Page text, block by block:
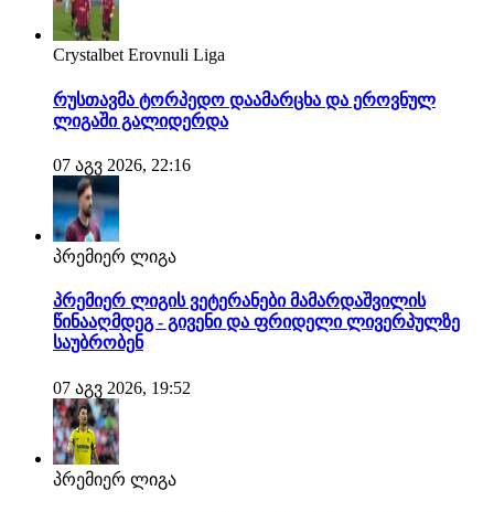
Crystalbet Erovnuli Liga
რუსთავმა ტორპედო დაამარცხა და ეროვნულ
ლიგაში გალიდერდა
07 აგვ 2026, 22:16
პრემიერ ლიგა
პრემიერ ლიგის ვეტერანები მამარდაშვილის
წინააღმდეგ - გივენი და ფრიდელი ლივერპულზე
საუბრობენ
07 აგვ 2026, 19:52
პრემიერ ლიგა